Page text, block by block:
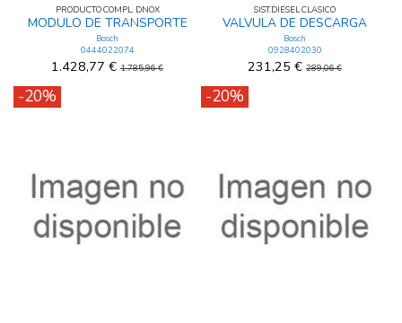
PRODUCTO COMPL. DNOX
MODULO DE TRANSPORTE
Bosch
0444022074
1.428,77 € 1.785,96 €
SIST.DIESEL CLASICO
VALVULA DE DESCARGA
Bosch
0928402030
231,25 € 289,06 €
-20% -20%